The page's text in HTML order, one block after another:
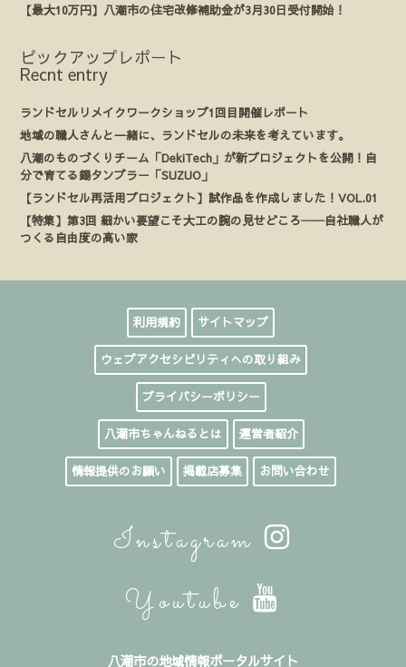
【最大10万円】八潮市の住宅改修補助金が3月30日受付開始！
ピックアップレポート
Recnt entry
ランドセルリメイクワークショップ1回目開催レポート
地域の職人さんと一緒に、ランドセルの未来を考えています。
八潮のものづくりチーム「DekiTech」が新プロジェクトを公開！自
分で育てる錫タンブラー「SUZUO」
【ランドセル再活用プロジェクト】試作品を作成しました！VOL.01
【特集】第3回 細かい要望こそ大工の腕の見せどころ──自社職人が
つくる自由度の高い家
利用規約 サイトマップ
ウェブアクセシビリティへの取り組み
プライバシーポリシー
八潮市ちゃんねるとは 運営者紹介
情報提供のお願い 掲載店募集 お問い合わせ
Instagram
Youtube
八潮市の地域情報ポータルサイト